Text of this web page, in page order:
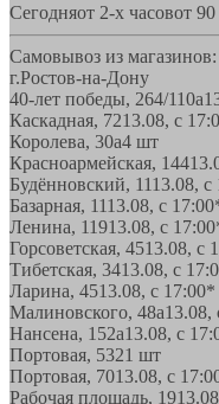
Сегодняот 2-х часовот
Самовывоз из магазинов:
г.Ростов-на-Дону
40-лет победы, 264/110а
Каскадная, 7213.08, с
Королева, 30а4 шт
Красноармейская, 144
Будённовский, 1113.08, с
Базарная, 1113.08, с
Ленина, 11913.08, с
Горсоветская, 4513.08, с
Тибетская, 3413.08, с
Ларина, 4513.08, с 17:00*
Малиновского, 48а13.08,
Нансена, 152а13.08, с
Портовая, 5321 шт
Портовая, 7013.08, с
Рабочая площадь, 19